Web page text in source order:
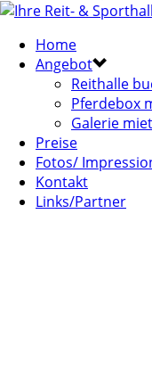
Home
Angebot
Reithalle
Pferdebox
Galerie
Preise
Fotos/
Kontakt
Links/Partner